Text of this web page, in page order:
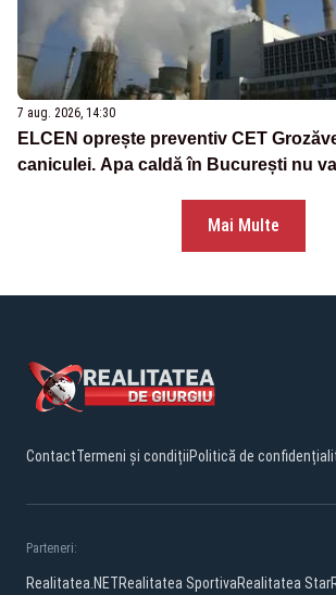
7 aug. 2026, 14:30
ELCEN oprește preventiv CET
caniculei. Apa caldă în București nu
Mai Multe
ContactTermeni și condițiiPolitică de
Parteneri:
Realitatea.NETRealitatea SportivaRealitatea Star